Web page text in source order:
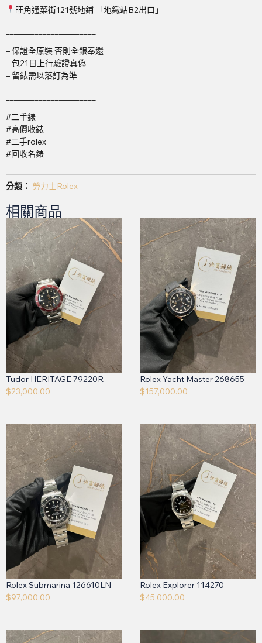
旺角通菜街121號地鋪 「地鐵站B2出口」
– 保證全原裝 否則全銀奉還
– 包21日上行驗證真偽
– 留錶需以落訂為準
#二手錶
#高價收錶
#二手rolex
#回收名錶
分類： 勞力士Rolex
相關商品
Tudor HERITAGE 79220R
$23,000.00
Rolex Yacht Master 268655
$157,000.00
Rolex Submarina 126610LN
$97,000.00
Rolex Explorer 114270
$45,000.00